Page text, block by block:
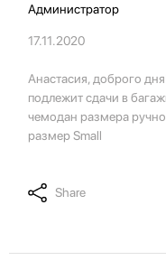
Администратор
17.11.2020
Анастасия, доброго
подлежит сдачи в
чемодан размера
размер Small
Share